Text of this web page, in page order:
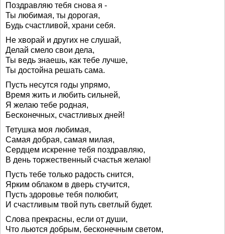
Поздравляю тебя снова я -
Ты любимая, ты дорогая,
Будь счастливой, храни себя.
Не хворай и других не слушай,
Делай смело свои дела,
Ты ведь знаешь, как тебе лучше,
Ты достойна решать сама.
Пусть несутся годы упрямо,
Время жить и любить сильней,
Я желаю тебе родная,
Бесконечных, счастливых дней!
Тетушка моя любимая,
Самая добрая, самая милая,
Сердцем искренне тебя поздравляю,
В день торжественный счастья желаю!
Пусть тебе только радость снится,
Ярким облаком в дверь стучится,
Пусть здоровье тебя полюбит,
И счастливым твой путь светлый будет.
Слова прекрасны, если от души,
Что льются добрым, бесконечным светом,